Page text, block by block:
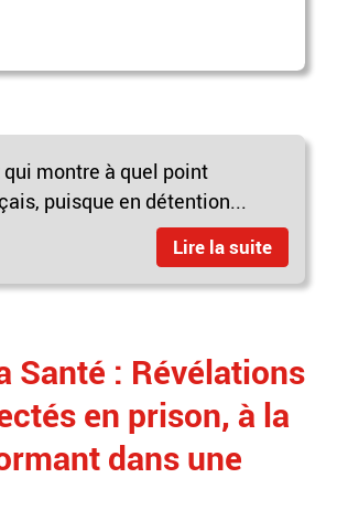
montre à quel point
puisque en détention...
Lire la suite
Santé : Révélations
en prison, à la
dans une